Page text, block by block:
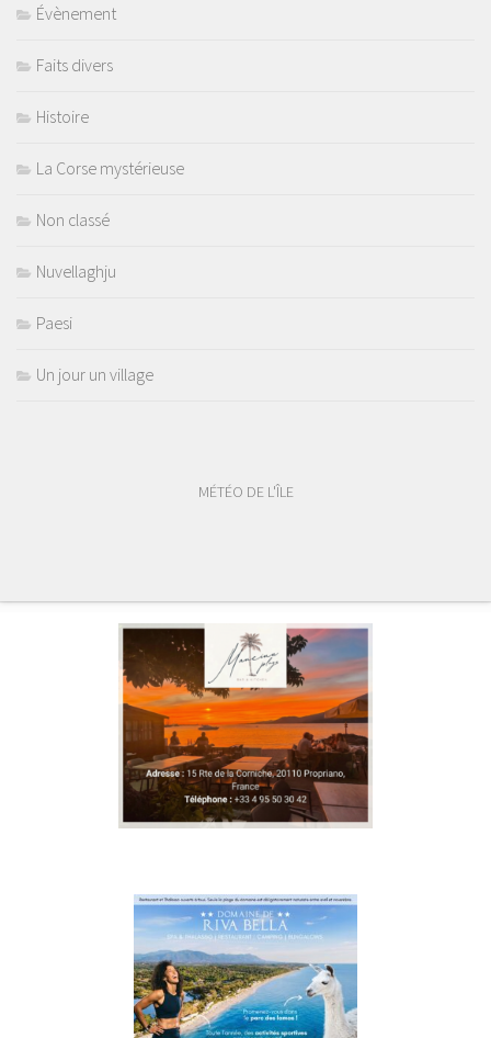
Évènement
Faits divers
Histoire
La Corse mystérieuse
Non classé
Nuvellaghju
Paesi
Un jour un village
MÉTÉO DE L'ÎLE